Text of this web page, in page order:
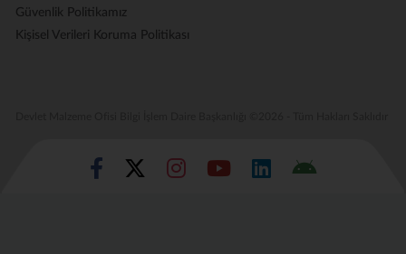
Güvenlik Politikamız
Kişisel Verileri Koruma Politikası